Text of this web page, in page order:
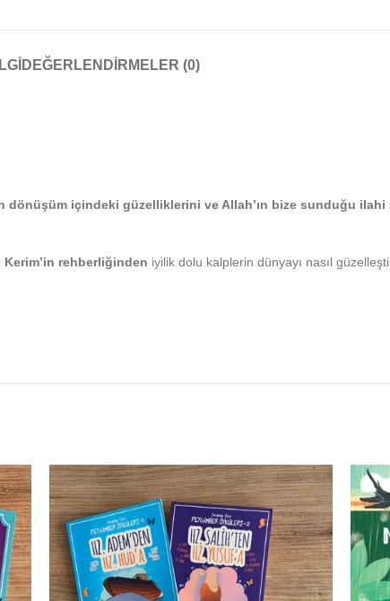
DEĞERLENDIRMELER (0)
dönüşüm içindeki güzelliklerini ve Allah’ın bize sunduğu ilahi
Kerim’in rehberliğinden iyilik dolu kalplerin dünyayı nasıl